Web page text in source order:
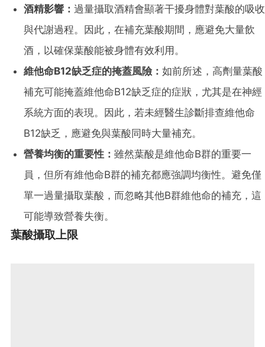
酒精影響： 過量攝取酒精會顯著干擾身體對葉酸的吸收
與代謝過程。因此，在補充葉酸期間，應避免大量飲
酒，以確保葉酸能被身體有效利用。
維他命B12缺乏症的掩蓋風險： 如前所述，高劑量葉酸
補充可能掩蓋維他命B12缺乏症的症狀，尤其是在神經
系統方面的表現。因此，若未經醫生診斷排查維他命
B12缺乏，應避免與葉酸同時大量補充。
營養均衡的重要性： 雖然葉酸是維他命B群的重要一
員，但所有維他命B群的補充都應強調均衡性。避免僅
單一過量攝取葉酸，而忽略其他B群維他命的補充，這
可能導致營養失衡。
葉酸攝取上限